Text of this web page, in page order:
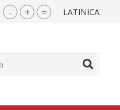
- + = LATINICA